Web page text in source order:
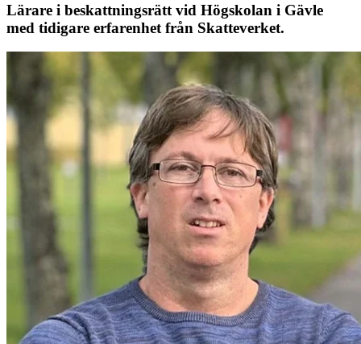
Lärare i beskattningsrätt vid Högskolan i Gävle
med tidigare erfarenhet från Skatteverket.